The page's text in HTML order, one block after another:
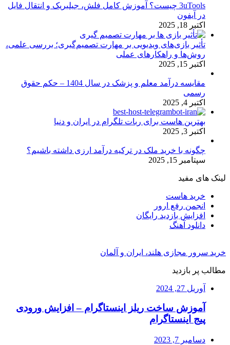
3uTools چیست؟ آموزش کامل فلش، جیلبریک و انتقال فایل
در آیفون
اکتبر 18, 2025
تأثیر بازی‌های ویدیویی بر مهارت تصمیم‌گیری؛ بررسی علمی،
روش‌ها و راهکارهای عملی
اکتبر 15, 2025
مقایسه درآمد معلم و پزشک در سال 1404 – حکم حقوق
رسمی
اکتبر 4, 2025
بهترین هاست برای ربات تلگرام در ایران و دنیا
اکتبر 3, 2025
چگونه با خرید ملک در ترکیه درآمد ارزی داشته باشیم؟
سپتامبر 15, 2025
لینک های مفید
خرید هاست
انجمن رفع ارور
افزایش بازدید رایگان
دانلود آهنگ
خرید سرور مجازی هلند، ایران و آلمان
مطالب پر بازدید
آوریل 27, 2024
آموزش ساخت ریلز اینستاگرام – افزایش ورودی
پیج اینستاگرام
دسامبر 7, 2023